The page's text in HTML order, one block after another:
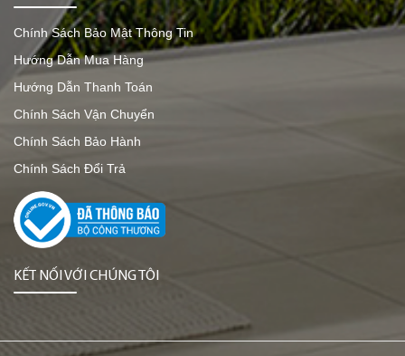
Chính Sách Bảo Mật Thông Tin
Hướng Dẫn Mua Hàng
Hướng Dẫn Thanh Toán
Chính Sách Vận Chuyển
Chính Sách Bảo Hành
Chính Sách Đổi Trả
KẾT NỐI VỚI CHÚNG TÔI